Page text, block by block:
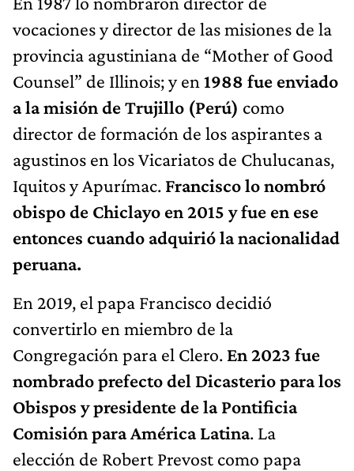
vocaciones y director de las misiones de la
provincia agustiniana de “Mother of Good
Counsel” de Illinois; y en 1988 fue enviado
a la misión de Trujillo (Perú) como
director de formación de los aspirantes a
agustinos en los Vicariatos de Chulucanas,
Iquitos y Apurímac. Francisco lo nombró
obispo de Chiclayo en 2015 y fue en ese
entonces cuando adquirió la nacionalidad
peruana.
En 2019, el papa Francisco decidió
convertirlo en miembro de la
Congregación para el Clero. En 2023 fue
nombrado prefecto del Dicasterio para los
Obispos y presidente de la Pontificia
Comisión para América Latina. La
elección de Robert Prevost como papa